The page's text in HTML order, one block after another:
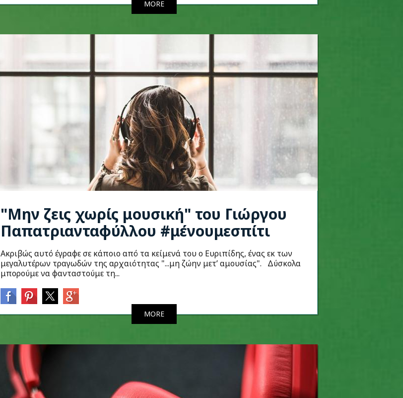
MORE
"Μην ζεις χωρίς μουσική" του Γιώργου
Παπατριανταφύλλου #μένουμεσπίτι
Ακριβώς αυτό έγραφε σε κάποιο από τα κείμενά του ο Ευριπίδης, ένας εκ των
μεγαλυτέρων τραγωδών της αρχαιότητας "...μη ζώην μετ’ αμουσίας". Δύσκολα
μπορούμε να φανταστούμε τη...
MORE